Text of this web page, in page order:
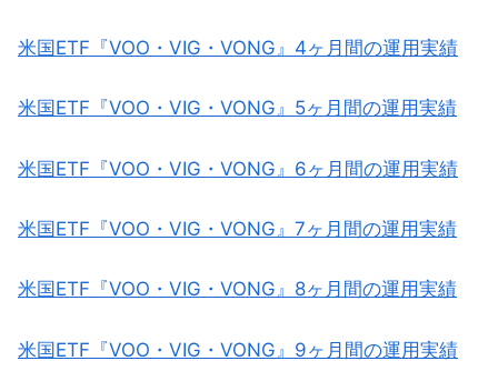
米国ETF『VOO・VIG・VONG』4ヶ月間の運用実績
米国ETF『VOO・VIG・VONG』5ヶ月間の運用実績
米国ETF『VOO・VIG・VONG』6ヶ月間の運用実績
米国ETF『VOO・VIG・VONG』7ヶ月間の運用実績
米国ETF『VOO・VIG・VONG』8ヶ月間の運用実績
米国ETF『VOO・VIG・VONG』9ヶ月間の運用実績